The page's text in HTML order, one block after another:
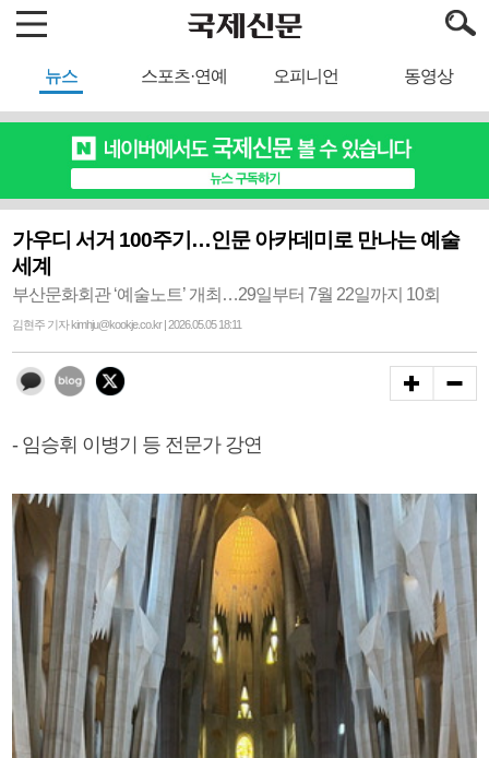
뉴스 스포츠·연예 오피니언 동영상
가우디 서거 100주기…인문 아카데미로 만나는 예술
세계
부산문화회관 ‘예술노트’ 개최…29일부터 7월 22일까지 10회
김현주 기자 kimhju@kookje.co.kr | 2026.05.05 18:11
- 임승휘 이병기 등 전문가 강연